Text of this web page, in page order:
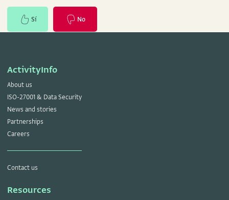
Sí No
ActivityInfo
About us
ISO-27001 & Data Security
News and stories
Partnerships
Careers
Contact us
Resources